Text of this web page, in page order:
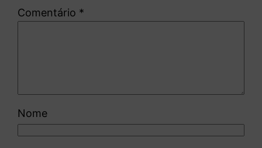
Comentário *
Nome